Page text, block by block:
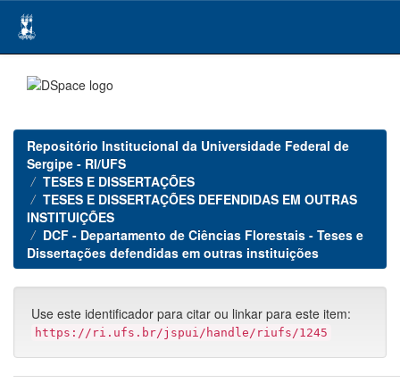
navigation
Repositório Institucional da Universidade Federal de
Sergipe - RI/UFS
TESES E DISSERTAÇÕES
TESES E DISSERTAÇÕES DEFENDIDAS EM OUTRAS
INSTITUIÇÕES
DCF - Departamento de Ciências Florestais - Teses e
Dissertações defendidas em outras instituições
Use este identificador para citar ou linkar para este item:
https://ri.ufs.br/jspui/handle/riufs/1245